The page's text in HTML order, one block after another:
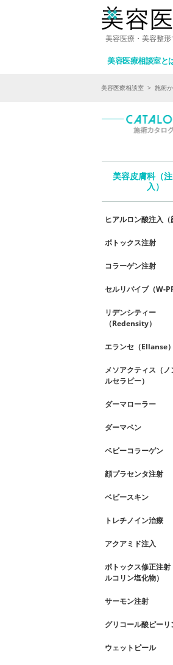
美容医療・美容整
美容医療相談室と
美容医療相談室 > 施術
美容皮膚科（
入）
ヒアルロン酸注入（
ボトックス注射
コラーゲン注射
セルリバイブ（W-
リデンシティー
（Redensity）
エランセ（Ellanse）
メソアクティス（ノ
ルセラピー）
ダーマローラー
ダーマペン
ベビーコラーゲン
顔プラセンタ注射
ベビースキン
トレチノイン治療
アクアミド注入
ボトックス修正注射
ルコリン塩化物）
サーモン注射
グリコール酸ピーリ
ウェットピール